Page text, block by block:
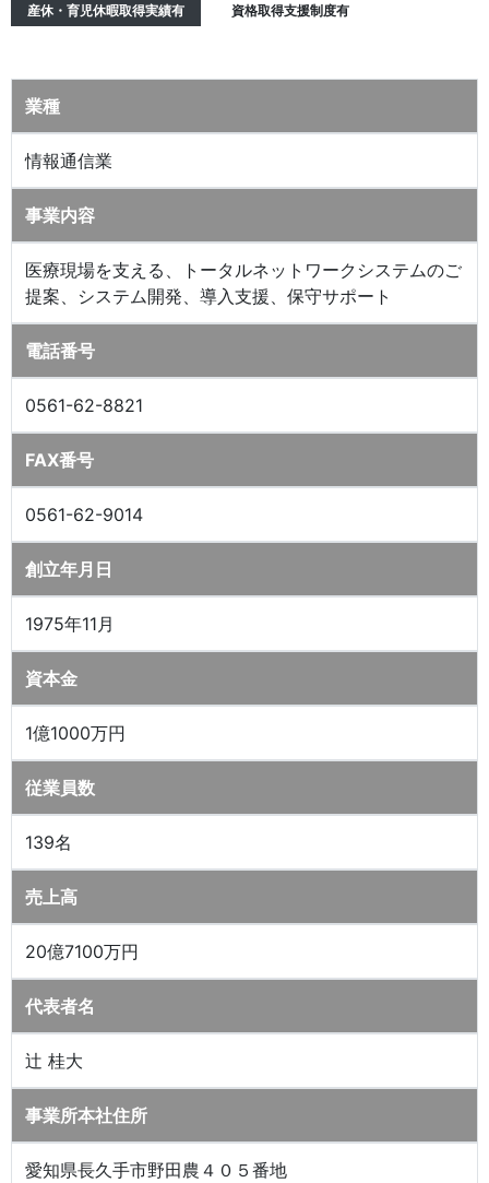
産休・育児休暇取得実績有 資格取得支援制度有
業種
情報通信業
事業内容
医療現場を支える、トータルネットワークシステムのご
提案、システム開発、導入支援、保守サポート
電話番号
0561-62-8821
FAX番号
0561-62-9014
創立年月日
1975年11月
資本金
1億1000万円
従業員数
139名
売上高
20億7100万円
代表者名
辻 桂大
事業所本社住所
愛知県長久手市野田農４０５番地